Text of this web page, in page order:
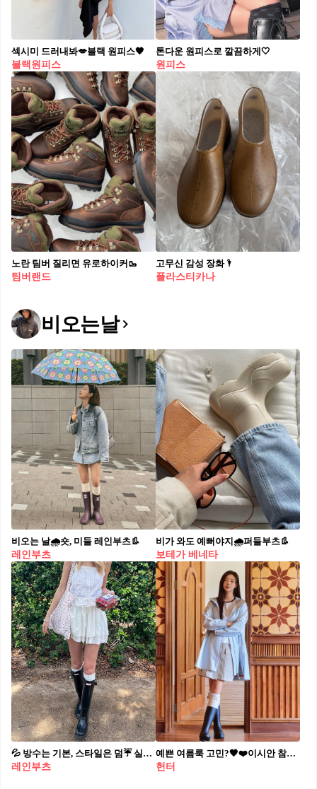
섹시미 드러내봐💋블랙 원피스🖤
블랙원피스
톤다운 원피스로 깔끔하게🤍
원피스
노란 팀버 질리면 유로하이커🥾
팀버랜드
고무신 감성 장화🌂
플라스티카나
비오는날
비오는 날🌧️숏, 미들 레인부츠👢​
레인부츠
비가 와도 예뻐야지🌧퍼들부츠👢
보테가 베네타
💦 방수는 기본, 스타일은 덤☔️ 실용과 감성 모두를 만족시키는 장마철 최애템 2가지 기능성과 스타일을 겸비한 레인 부츠와 젤리슈즈로 실용적이면서 감각적인 장마철 룩을 완성하세요. 1. 레인 부츠 비 오는 날, 운동화는 젖고 쪼리는 미끄럽죠. 투박한 듯 무심한 레인 부츠는 스트릿한 룩에 자연스럽게 녹아들며, 화이트 원피스와 매치하면 상큼한 스타일을 완성해줍니다. 2. 젤리슈즈 레트로 감성의 젤리슈즈는 방수 기능에 가벼운 착용감까지 더해져 비 오는 날 딱입니다. 반투명하거나 컬러풀한 디자인은 발끝에 포인트를 더해줍니다.
레인부츠
예쁜 여름룩 고민?🖤❤️이시안 참고 레인 부츠도, 샌들도☔️🏖️헌터 & 블리퍼스 따라하기 좋아 #광고 이시안이 헌터와 블리퍼스 화보를 통해 여름 스타일을 제안합니다. 헌터, 블리퍼스와 이시안이 여름 화보를 공개했습니다. 헌터 레인부츠와 레인코트를 믹스한 스타일은 기능과 감성을 모두 갖춘 룩으로 완성됩니다. 헌터는 프리미엄 라이프스타일 웨어웨어 브랜드입니다. 이시안은 부츠, 샌들과 로퍼까지 감각적으로 매치하며, 실용적이면서도 세련된 스타일을 연출했습니다. 블리퍼스는 인체공학적 설계로 안정적인 착화감을 자랑하는 이탈리아 샌들 브랜드입니다. 이시안은 다양한 컬러 샌들을 소화하며, 여름 스타일링을 보여주었습니다.
헌터